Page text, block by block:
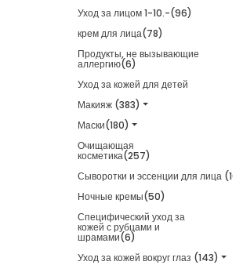
Уход за лицом 1-10.-(96)
крем для лица(78)
Продукты, не вызывающие
аллергию(6)
Уход за кожей для детей
Макияж (383)
Маски(180)
Очищающая
косметика(257)
Сыворотки и эссенции для лица (162)
Ночные кремы(50)
Специфический уход за
кожей с рубцами и
шрамами(6)
Уход за кожей вокруг глаз (143)
Adidas Get Comfy EDP 100ml
12,20 €